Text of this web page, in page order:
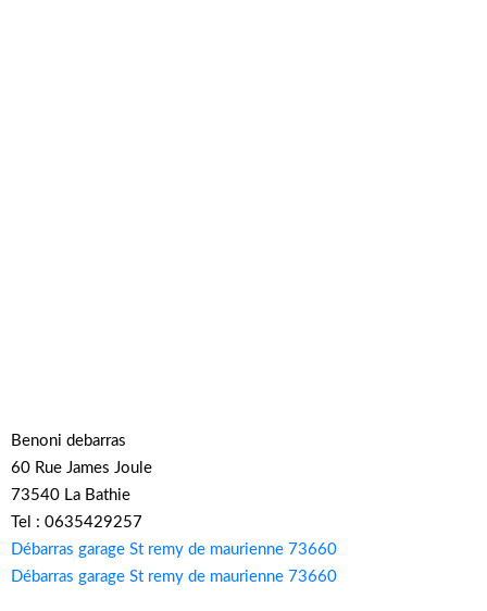
Benoni debarras
60 Rue James Joule
73540 La Bathie
Tel : 0635429257
Débarras garage St remy de maurienne 73660
Débarras garage St remy de maurienne 73660